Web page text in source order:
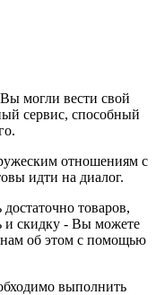
могли вести свой
сервис, способный
отношениям с
идти на диалог.
товаров,
и скидку - Вы можете
нам об этом с помощью
выполнить